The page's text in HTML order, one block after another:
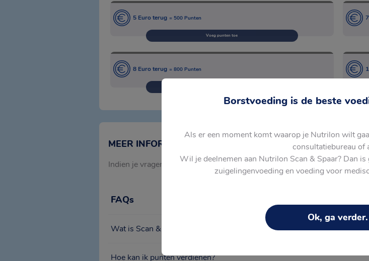
5 Euro terug = 500 Punten
Voeg punten toe
8 Euro terug = 800 Punten
MEER INFORMATIE
Indien je vragen hebt over Scan & Spaar, bekijk dan onze FAQ'spagina.
FAQs
Wat is Scan & Spaar?
Nutrilon Scan & Spaar is het unieke spaarprogramma van Nutrilon waarbij je
Hoe kan ik punten verdienen?
Borstvoeding is de beste
Als er een moment komt waarop je Nutrilon wilt
consultatiebureau of
Wil je deelnemen aan Nutrilon Scan & Spaar? Dan
zuigelingenvoeding en voeding voor
Ok, ga verder.